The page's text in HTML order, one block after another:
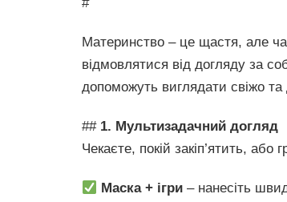
Материнство – це щастя, але
відмовлятися від догляду за
допоможуть виглядати свіжо та
## 1. Мультизадачний догляд
Чекаєте, покій закіп’ятить,
Маска + ігри – нанесіть